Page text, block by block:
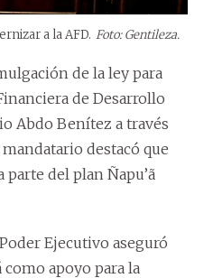
a la AFD. Foto: Gentileza.
de la ley para
de Desarrollo
Abdo Benítez a través
destacó que
del plan Ñapu’ã
Ejecutivo aseguró
apoyo para la